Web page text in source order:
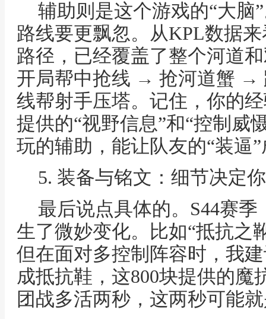
辅助则是这个游戏的“大脑
路线要更飘忽。从KPL数据
路径，已经覆盖了整个河道
开局帮中抢线 → 抢河道蟹 →
线帮射手压塔。记住，你的
提供的“视野信息”和“控制威
玩的辅助，能让队友的“装逼
5. 装备与铭文：细节决定
最后说点具体的。S44赛
生了微妙变化。比如“抵抗之
但在面对多控制阵容时，我
成抵抗鞋，这800块提供的魔
团战多活两秒，这两秒可能